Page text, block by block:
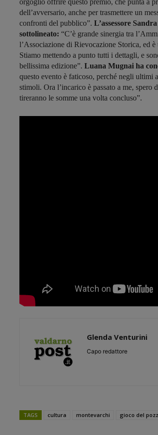
orgoglio offrire questo premio, che punta a
dell’avversario, anche per trasmettere un
confronti del pubblico”. L’assessore
sottolineato: “C’è grande sinergia tra
l’Associazione di Rievocazione Storica, ed
Stiamo mettendo a punto tutti i dettagli, e
bellissima edizione”. Luana Mugnai ha
questo evento è faticoso, perché negli ultimi
stimoli. Ora l’incarico è passato a me, spero
tireranno le somme una volta concluso”.
Glenda Venturini
Capo redattore
TAGS cultura montevarchi gioco del